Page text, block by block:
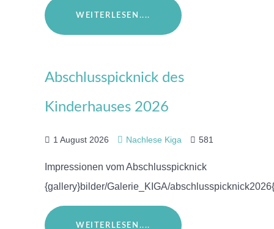
WEITERLESEN....
Abschlusspicknick des
Kinderhauses 2026
1 August 2026 Nachlese Kiga 581
Impressionen vom Abschlusspicknick
{gallery}bilder/Galerie_KIGA/
WEITERLESEN....